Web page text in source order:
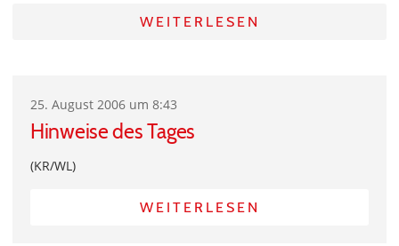
WEITERLESEN
25. August 2006 um 8:43
Hinweise des Tages
(KR/WL)
WEITERLESEN